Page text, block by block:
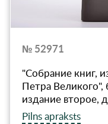
№ 52971
"Собрание книг,
Петра
издание второе,
Pilns apraksts